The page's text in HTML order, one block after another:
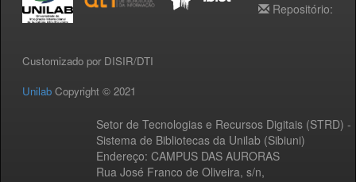
Customizado por DISIR/DTI
Unilab Copyright © 2021
Setor de Tecnologias e Recursos Digitais (STRD) -
Sistema de Bibliotecas da Unilab (Sibiuni)
Endereço: CAMPUS DAS AURORAS
Rua José Franco de Oliveira, s/n,
Repositório: